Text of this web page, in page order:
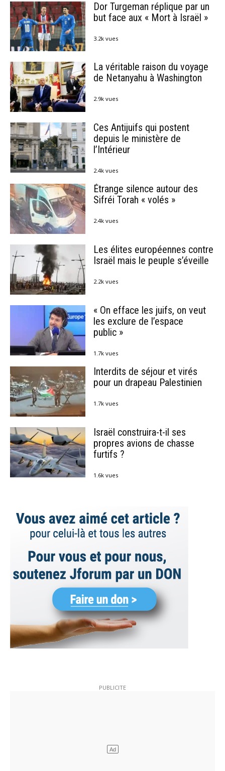
Dor Turgeman réplique par un
but face aux « Mort à Israël »
3.2k vues
La véritable raison du voyage
de Netanyahu à Washington
2.9k vues
Ces Antijuifs qui postent
depuis le ministère de
l’Intérieur
2.4k vues
Étrange silence autour des
Sifréi Torah « volés »
2.4k vues
Les élites européennes contre
Israël mais le peuple s’éveille
2.2k vues
« On efface les juifs, on veut
les exclure de l’espace
public »
1.7k vues
Interdits de séjour et virés
pour un drapeau Palestinien
1.7k vues
Israël construira-t-il ses
propres avions de chasse
furtifs ?
1.6k vues